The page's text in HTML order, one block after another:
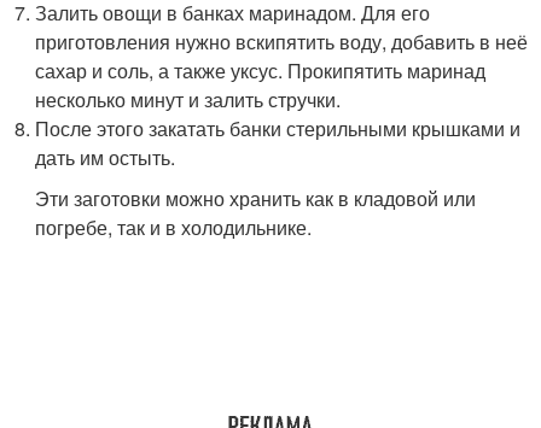
Залить овощи в банках маринадом. Для его
приготовления нужно вскипятить воду, добавить в неё
сахар и соль, а также уксус. Прокипятить маринад
несколько минут и залить стручки.
После этого закатать банки стерильными крышками и
дать им остыть.
Эти заготовки можно хранить как в кладовой или
погребе, так и в холодильнике.